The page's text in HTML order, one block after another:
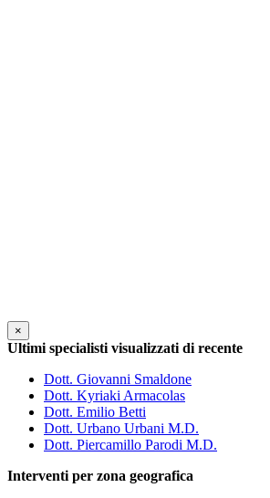
×
Ultimi specialisti visualizzati di recente
Dott. Giovanni Smaldone
Dott. Kyriaki Armacolas
Dott. Emilio Betti
Dott. Urbano Urbani M.D.
Dott. Piercamillo Parodi M.D.
Interventi per zona geografica